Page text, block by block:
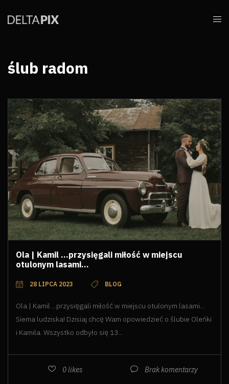
ślub radom
Ola | Kamil ...przysięgali miłość w miejscu
otulonym lasami...
28 LIPCA 2023 BLOG
Ola | Kamil ...przysięgali miłość w miejscu otulonym lasami...
Siema ludziska! Dzisiaj chcę Wam opowiedzieć o ślubie Oleńki
i Kamila. Wszystko odbyło się 13...
0likes Brak komentarzy